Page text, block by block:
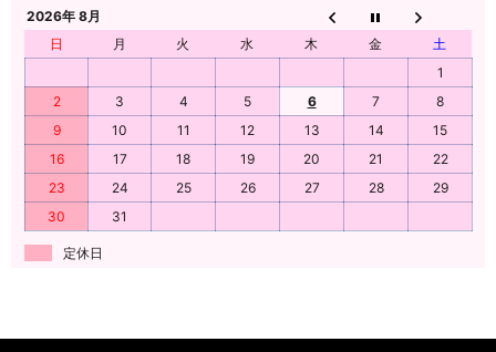
2026年 8月
日
月 火 水 木 金
土
1
2
3 4 5 6 7
8
9
10 11 12 13 14
15
16
17 18 19 20 21
22
23
24 25 26 27 28
29
30
31
定休日